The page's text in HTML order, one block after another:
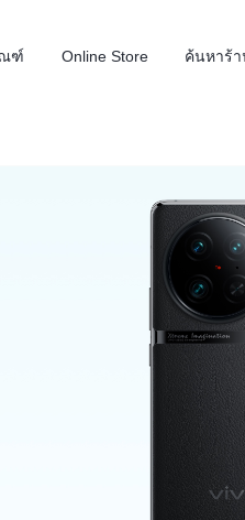
ฑ์ Online Store ค้นหาร้